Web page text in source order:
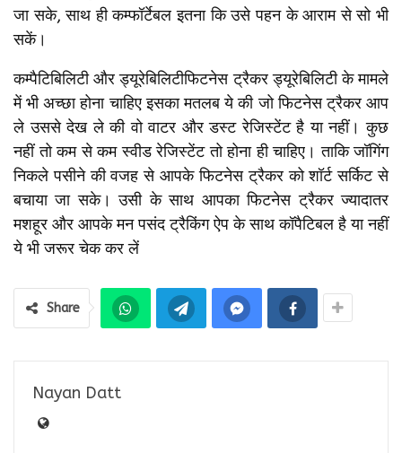
जा सके, साथ ही कम्फॉर्टेबल इतना कि उसे पहन के आराम से सो भी
सकें।
कम्पैटिबिलिटी और ड्यूरेबिलिटीफिटनेस ट्रैकर ड्यूरेबिलिटी के मामले
में भी अच्छा होना चाहिए इसका मतलब ये की जो फिटनेस ट्रैकर आप
ले उससे देख ले की वो वाटर और डस्ट रेजिस्टेंट है या नहीं। कुछ
नहीं तो कम से कम स्वीड रेजिस्टेंट तो होना ही चाहिए। ताकि जॉगिंग
निकले पसीने की वजह से आपके फिटनेस ट्रैकर को शॉर्ट सर्किट से
बचाया जा सके। उसी के साथ आपका फिटनेस ट्रैकर ज्यादातर
मशहूर और आपके मन पसंद ट्रैकिंग ऐप के साथ कॉपैटिबल है या नहीं
ये भी जरूर चेक कर लें
Share
Nayan Datt